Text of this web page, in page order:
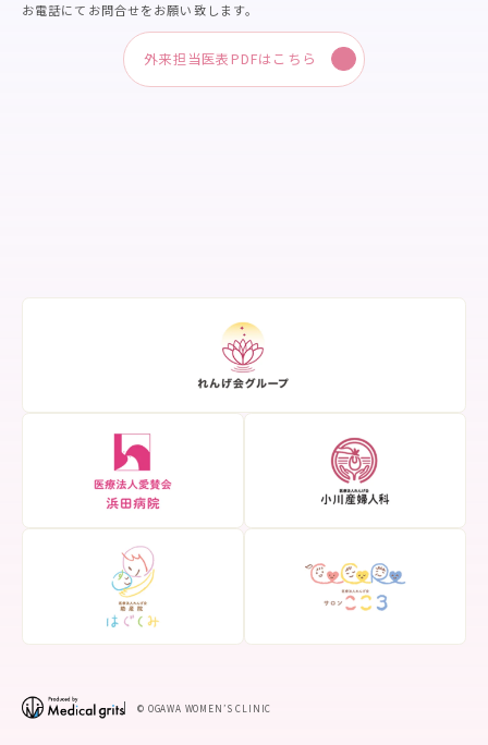
お電話にてお問合せをお願い致します。
外来担当医表PDFはこちら
© OGAWA WOMEN’S CLINIC